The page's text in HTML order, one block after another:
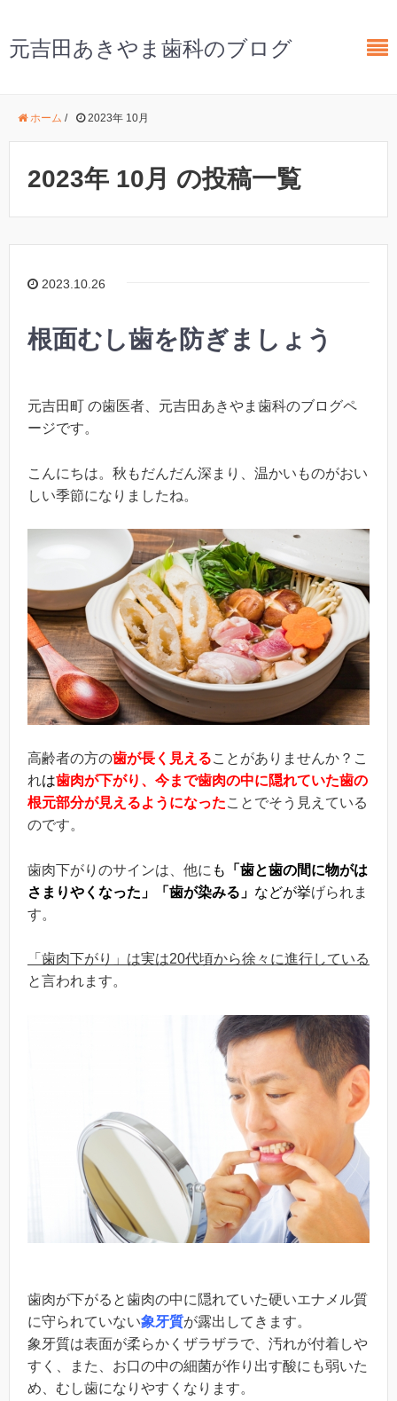
元吉田あきやま歯科のブログ
ホーム / 2023年 10月
2023年 10月 の投稿一覧
2023.10.26
根面むし歯を防ぎましょう
元吉田町 の歯医者、元吉田あきやま歯科のブログペ
ージです。
こんにちは。秋もだんだん深まり、温かいものがおい
しい季節になりましたね。
高齢者の方の歯が長く見えることがありませんか？こ
れは歯肉が下がり、今まで歯肉の中に隠れていた歯の
根元部分が見えるようになったことでそう見えている
のです。
歯肉下がりのサインは、他に も 「 歯と歯の間に物がは
さまりやくなった」「歯が染みる」 などが挙げられま
す。
「歯肉下がり」は実は20代頃から徐々に進行している
と言われます。
歯肉が下がると歯肉の中に隠れていた硬いエナメル質
に守られていない象牙質が露出 してきます。
象牙質は表面が柔らかくザラザラで、汚れが付着しや
すく、また、お口の中の細菌が作り出す酸にも弱いた
め、むし歯になりやすくなります。